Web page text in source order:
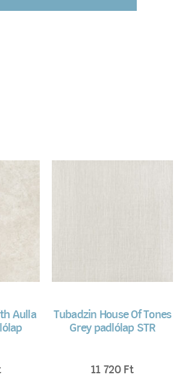
Aulla
Tubadzin House Of Tones
Grey padlólap STR
11 720 Ft